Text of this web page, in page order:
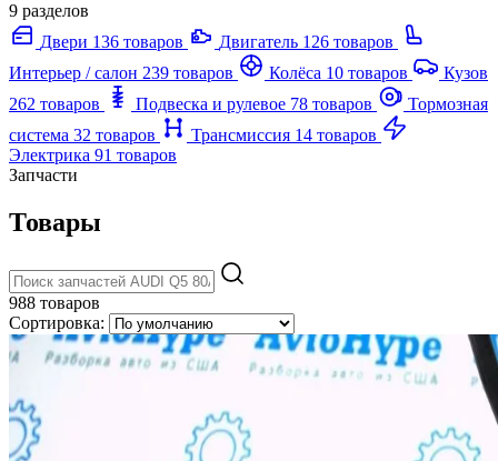
9 разделов
Двери 136 товаров Двигатель 126 товаров
Интерьер / салон 239 товаров Колёса 10 товаров
Кузов
262 товаров
Подвеска и рулевое 78 товаров
Тормозная
система 32 товаров Трансмиссия 14 товаров
Электрика 91 товаров
Запчасти
Товары
988 товаров
Сортировка: